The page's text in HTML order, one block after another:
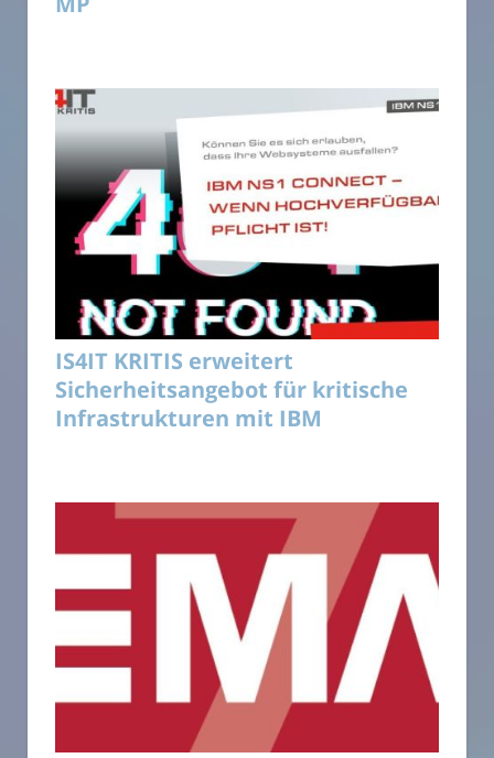
IS4IT KRITIS erweitert
Sicherheitsangebot für kritische
Infrastrukturen mit IBM